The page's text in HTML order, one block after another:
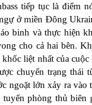
tiếp tục là điểm
ở miền Đông
binh và thực hiện
cho cả hai bên.
liệt nhất của
chuyển trạng thái
ngoặt lớn xảy ra
phòng thủ biên